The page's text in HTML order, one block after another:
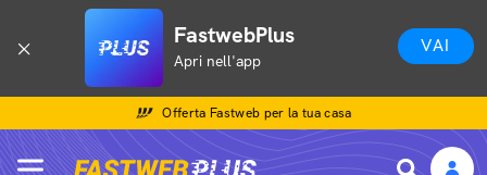
FastwebPlus
Apri nell'app
VAI
Offerta Fastweb per la tua casa